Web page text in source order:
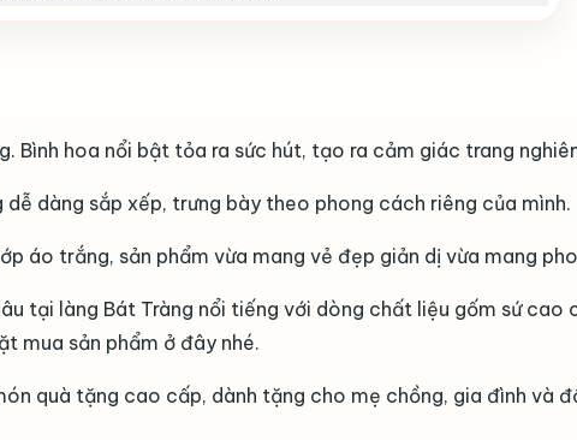
Bình hoa nổi bật tỏa ra sức hút, tạo ra cảm giác trang
dàng sắp xếp, trưng bày theo phong cách riêng của mình.
áo trắng, sản phẩm vừa mang vẻ đẹp giản dị vừa mang
tại làng Bát Tràng nổi tiếng với dòng chất liệu gốm sứ cao
mua sản phẩm ở đây nhé.
quà tặng cao cấp, dành tặng cho mẹ chồng, gia đình và